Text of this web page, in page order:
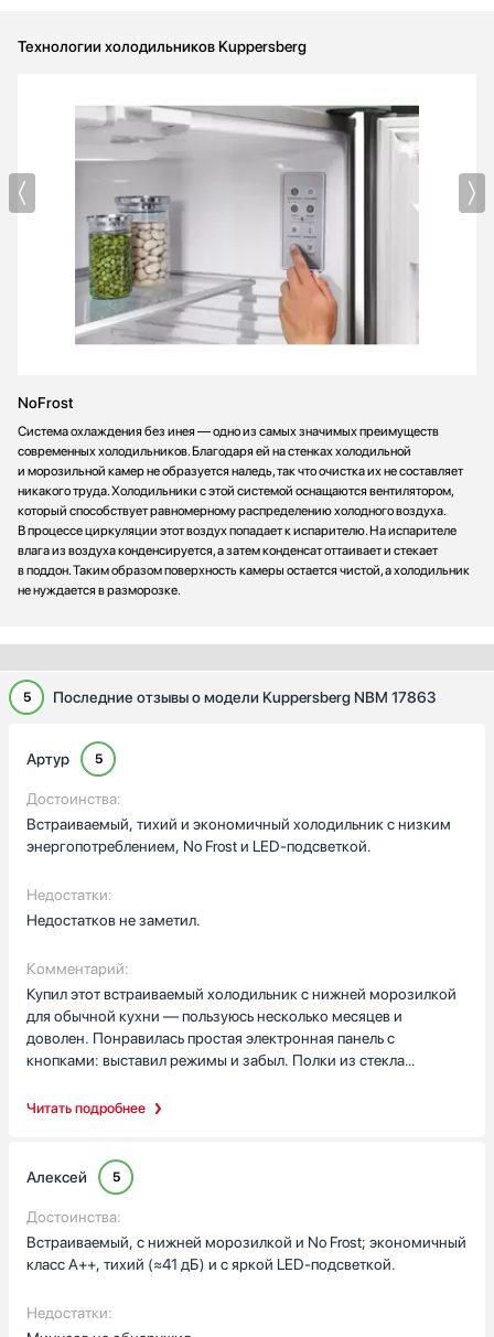
Технологии холодильников Kuppersberg
NoFrost
Система охлаждения без инея — одно из самых значимых преимуществ
современных холодильников. Благодаря ей на стенках холодильной
и морозильной камер не образуется наледь, так что очистка их не составляет
никакого труда. Холодильники с этой системой оснащаются вентилятором,
который способствует равномерному распределению холодного воздуха.
В процессе циркуляции этот воздух попадает к испарителю. На испарителе
влага из воздуха конденсируется, а затем конденсат оттаивает и стекает
в поддон. Таким образом поверхность камеры остается чистой, а холодильник
не нуждается в разморозке.
5 Последние отзывы о модели Kuppersberg NBM 17863
Читать подробнее
Артур 5
Достоинства:
Встраиваемый, тихий и экономичный холодильник с низким
энергопотреблением, No Frost и LED-подсветкой.
Недостатки:
Недостатков не заметил.
Комментарий:
Купил этот встраиваемый холодильник с нижней морозилкой
для обычной кухни — пользуюсь несколько месяцев и
доволен. Понравилась простая электронная панель с
кнопками: выставил режимы и забыл. Полки из стекла
рассортировать продукты, дверных полок достаточно, есть и
кефиром.
Морозилка снизу — удобное решение: наклоняюсь реже,
когда достаю замороженное. Однажды сделал большой запас
мяса и супов, морозилка быстро справилась —
не нужно скалывать лед. Антибактериальный пластик надеюсь,
Алексей 5
Достоинства:
Встраиваемый, с нижней морозилкой и No Frost; экономичный
класс A++, тихий (≈41 дБ) и с яркой LED-подсветкой.
Недостатки: